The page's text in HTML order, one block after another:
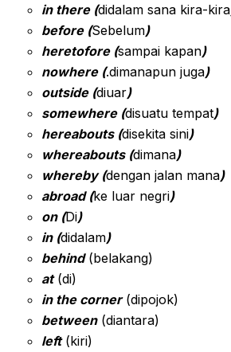
in there (didalam sana kira-kira
before (Sebelum)
heretofore (sampai kapan)
nowhere (.dimanapun juga)
outside (diuar)
somewhere (disuatu tempat)
hereabouts (disekita sini)
whereabouts (dimana)
whereby (dengan jalan mana)
abroad (ke luar negri)
on (Di)
in (didalam)
behind(belakang)
at(di)
in the corner(dipojok)
between(diantara)
left(kiri)